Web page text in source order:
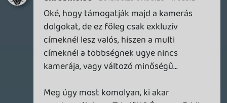
megszorításaikat...
arról nem is beszélve, hogy a kiadók azt
hangoztatták ezt nem ők találták ki, a
Microsoft pedig azzal érvelt, ők csak a
bartert felügyelik, nem keresnek rajta
semmit...
egy ilyen rendszert, nem kis pénz lett
ilyen hirtelen pálfordulással hagyták volna